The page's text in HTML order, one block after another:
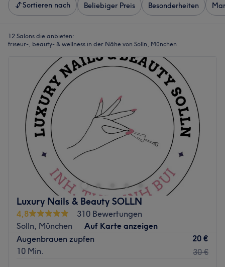
Sortieren nach Beliebiger Preis Besonderheiten
12 Salons die anbieten:
friseur-, beauty- & wellness in der Nähe von Solln, München
Luxury Nails & Beauty SOLLN
4,8
310 Bewertungen
Solln, München
Auf Karte anzeigen
Augenbrauen zupfen
10 Min.
20 €
30 €